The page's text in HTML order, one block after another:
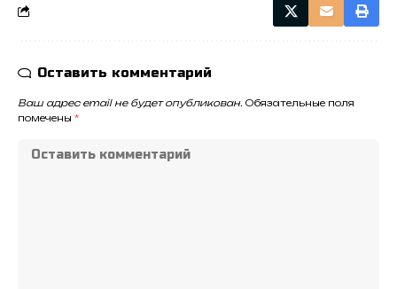
Оставить комментарий
Ваш адрес email не будет опубликован. Обязательные поля
помечены *